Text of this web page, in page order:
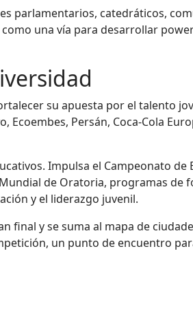
parlamentarios, catedráticos,
una vía para desarrollar
su apuesta por el talento
Persán, Coca-Cola
Impulsa el Campeonato de
de Oratoria, programas
y el liderazgo juvenil.
final y se suma al mapa de
un punto de encuentro